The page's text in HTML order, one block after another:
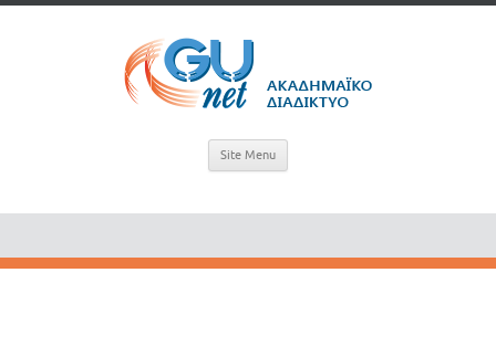
Site Menu